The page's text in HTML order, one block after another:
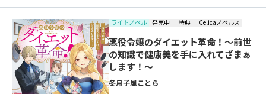
ライトノベル 発売中 特典 Celicaノベルス
悪役令嬢のダイエット革命！～前世
の知識で健康美を手に入れてざまぁ
します！～
冬月子風ことら